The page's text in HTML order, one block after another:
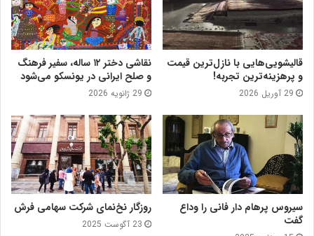
قالیشویی‌هایی با نازل‌ترین قیمت
و پرهزینه‌ترین تجربه!
29 آوریل 2026
نقاشی دختر ۱۲ ساله، سفیر فرهنگ
و صلح ایرانی در یونسکو می‌شود
29 ژانویه 2026
سیروس پرهام دار فانی را وداع
گفت
روزگار نخ‌نمای شرکت سهامی فرش
23 آگوست 2025